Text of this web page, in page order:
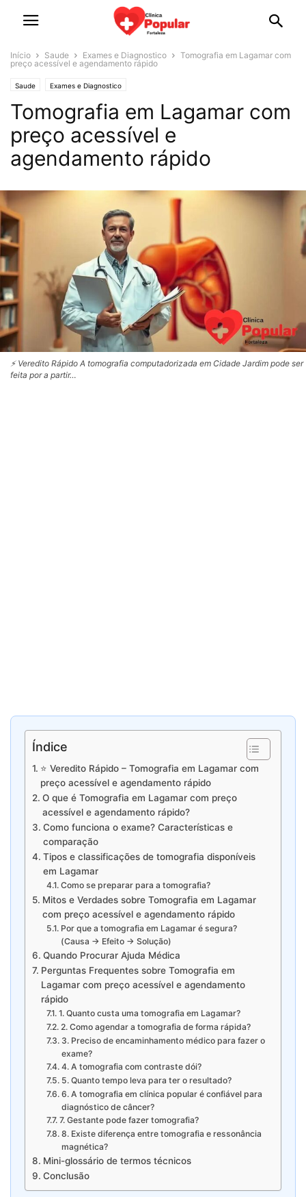
Início Saude Exames e Diagnostico
Tomografia em Lagamar com
preço acessível e agendamento rápido
Saude Exames e Diagnostico
Tomografia em Lagamar com
preço acessível e
agendamento rápido
⚡ Veredito Rápido A tomografia computadorizada em Cidade Jardim pode ser
feita por a partir…
Índice
⭐ Veredito Rápido – Tomografia em Lagamar com
preço acessível e agendamento rápido
O que é Tomografia em Lagamar com preço
acessível e agendamento rápido?
Como funciona o exame? Características e
comparação
Tipos e classificações de tomografia disponíveis
em Lagamar
Como se preparar para a tomografia?
Mitos e Verdades sobre Tomografia em Lagamar
com preço acessível e agendamento rápido
Por que a tomografia em Lagamar é segura?
(Causa → Efeito → Solução)
Quando Procurar Ajuda Médica
Perguntas Frequentes sobre Tomografia em
Lagamar com preço acessível e agendamento
rápido
1. Quanto custa uma tomografia em Lagamar?
2. Como agendar a tomografia de forma rápida?
3. Preciso de encaminhamento médico para fazer o
exame?
4. A tomografia com contraste dói?
5. Quanto tempo leva para ter o resultado?
6. A tomografia em clínica popular é confiável para
diagnóstico de câncer?
7. Gestante pode fazer tomografia?
8. Existe diferença entre tomografia e ressonância
magnética?
Mini-glossário de termos técnicos
Conclusão